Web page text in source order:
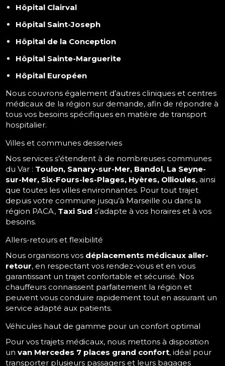
Hôpital Clairval
Hôpital Saint-Joseph
Hôpital de la Conception
Hôpital Sainte-Marguerite
Hôpital Européen
Nous couvrons également d’autres cliniques et centres
médicaux de la région sur demande, afin de répondre à
tous vos besoins spécifiques en matière de transport
hospitalier.
Villes et communes desservies
Nos services s’étendent à de nombreuses communes
du Var : Toulon, Sanary-sur-Mer, Bandol, La Seyne-
sur-Mer, Six-Fours-les-Plages, Hyères, Ollioules, ainsi
que toutes les villes environnantes. Pour tout trajet
depuis votre commune jusqu’à Marseille ou dans la
région PACA, Taxi Sud s’adapte à vos horaires et à vos
besoins.
Allers-retours et flexibilité
Nous organisons vos déplacements médicaux aller-
retour, en respectant vos rendez-vous et en vous
garantissant un trajet confortable et sécurisé. Nos
chauffeurs connaissent parfaitement la région et
peuvent vous conduire rapidement tout en assurant un
service adapté aux patients.
Véhicules haut de gamme pour un confort optimal
Pour vos trajets médicaux, nous mettons à disposition
unvan Mercedes 7 places grand confort, idéal pour
transporter plusieurs passagers et leurs bagages